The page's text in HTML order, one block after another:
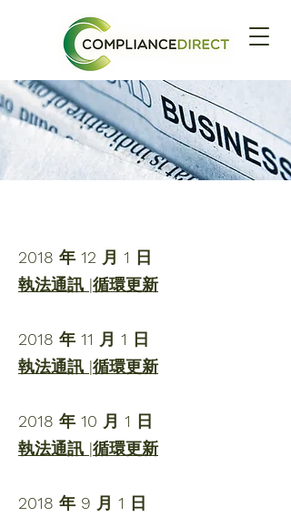
2018 年 12 月 1 日
執法通訊 |循環更新
2018 年 11 月 1 日
執法通訊 |循環更新
2018 年 10 月 1 日
執法通訊 |循環更新
2018 年 9 月 1 日